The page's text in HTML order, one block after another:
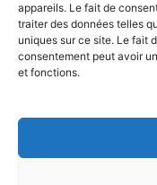
appareils. Le fait de
traiter des données telles
uniques sur ce site. Le fait
consentement peut avoir
et fonctions.
CafeGraffiti_T-SHIRT
T-Shirt Timbre